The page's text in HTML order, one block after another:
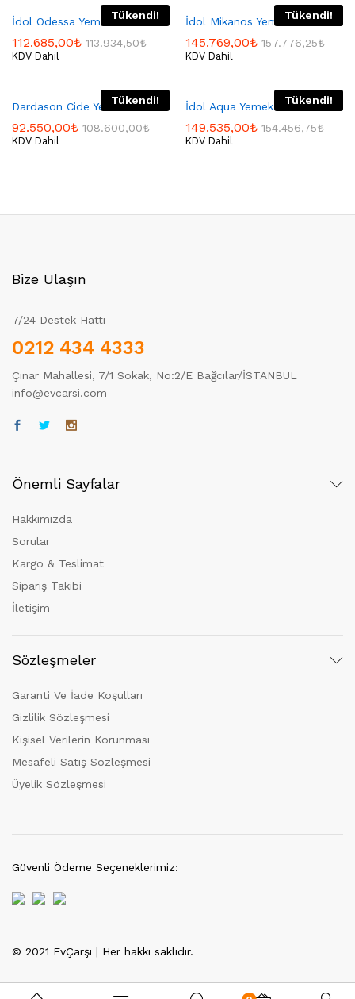
7/24 Canlı Destek
Tükendi!
İdol Odessa Yemek Odası
112.685,00₺ 113.934,50₺
KDV Dahil
Tükendi!
İdol Mikanos Yemek Odası
145.769,00₺ 157.776,25₺
KDV Dahil
Tükendi!
Dardason Cide Yemek Odası
92.550,00₺ 108.600,00₺
KDV Dahil
Tükendi!
İdol Aqua Yemek Odası
149.535,00₺ 154.456,75₺
KDV Dahil
Bize Ulaşın
7/24 Destek Hattı
0212 434 4333
Çınar Mahallesi, 7/1 Sokak, No:2/E Bağcılar/İSTANBUL
info@evcarsi.com
Önemli Sayfalar
Hakkımızda
Sorular
Kargo & Teslimat
Sipariş Takibi
İletişim
Sözleşmeler
Garanti Ve İade Koşulları
Gizlilik Sözleşmesi
Kişisel Verilerin Korunması
Mesafeli Satış Sözleşmesi
Üyelik Sözleşmesi
© 2021 EvÇarşı | Her hakkı saklıdır.
Güvenli Ödeme Seçeneklerimiz: